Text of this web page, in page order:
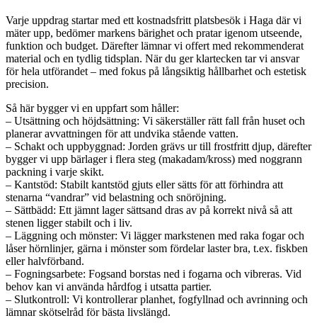
Varje uppdrag startar med ett kostnadsfritt platsbesök i Haga där vi
mäter upp, bedömer markens bärighet och pratar igenom utseende,
funktion och budget. Därefter lämnar vi offert med rekommenderat
material och en tydlig tidsplan. När du ger klartecken tar vi ansvar
för hela utförandet – med fokus på långsiktig hållbarhet och estetisk
precision.
Så här bygger vi en uppfart som håller:
– Utsättning och höjdsättning: Vi säkerställer rätt fall från huset och
planerar avvattningen för att undvika stående vatten.
– Schakt och uppbyggnad: Jorden grävs ur till frostfritt djup, därefter
bygger vi upp bärlager i flera steg (makadam/kross) med noggrann
packning i varje skikt.
– Kantstöd: Stabilt kantstöd gjuts eller sätts för att förhindra att
stenarna “vandrar” vid belastning och snöröjning.
– Sättbädd: Ett jämnt lager sättsand dras av på korrekt nivå så att
stenen ligger stabilt och i liv.
– Läggning och mönster: Vi lägger markstenen med raka fogar och
låser hörnlinjer, gärna i mönster som fördelar laster bra, t.ex. fiskben
eller halvförband.
– Fogningsarbete: Fogsand borstas ned i fogarna och vibreras. Vid
behov kan vi använda hårdfog i utsatta partier.
– Slutkontroll: Vi kontrollerar planhet, fogfyllnad och avrinning och
lämnar skötselråd för bästa livslängd.